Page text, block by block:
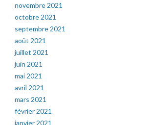
novembre 2021
octobre 2021
septembre 2021
août 2021
juillet 2021
juin 2021
mai 2021
avril 2021
mars 2021
février 2021
janvier 2021